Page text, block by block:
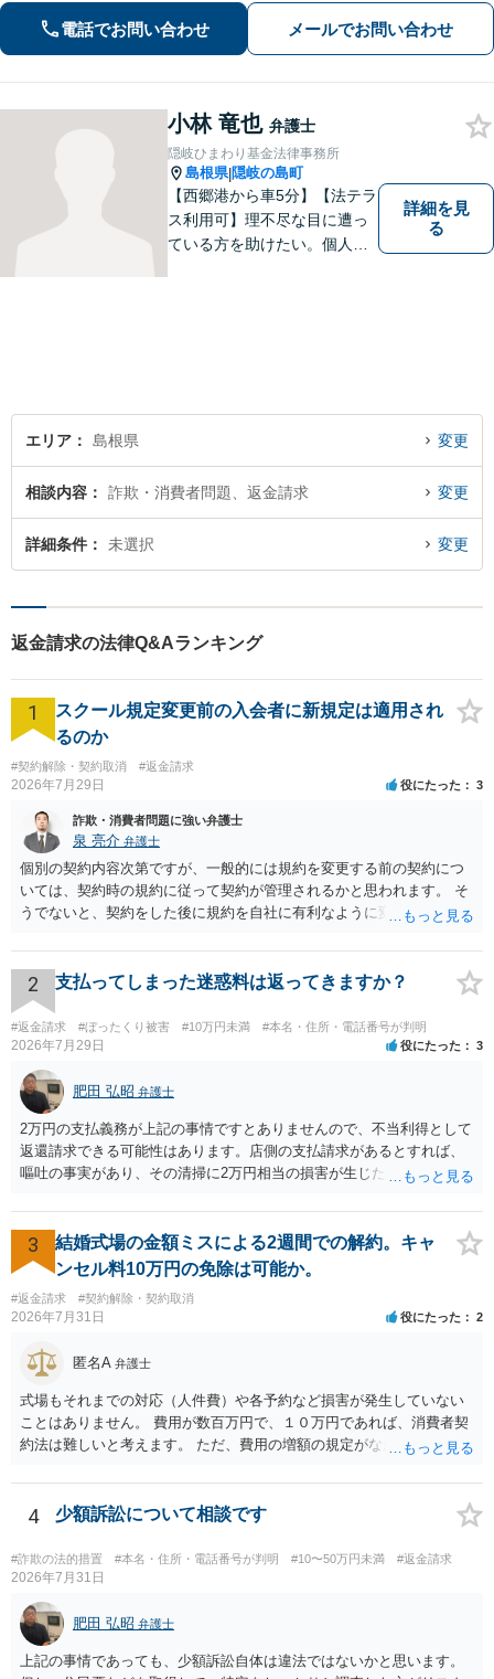
電話でお問い合わせ メールでお問い合わせ
小林 竜也 弁護士
隠岐ひまわり基金法律事務所
島根県|隠岐の島町
【西郷港から車5分】【法テラ
ス利用可】理不尽な目に遭っ
ている方を助けたい。個人・
詳細を見
る
エリア 島根県 変更
相談内容 詐欺・消費者問題、返金請求 変更
詳細条件 未選択 変更
返金請求の法律Q&Aランキング
1
スクール規定変更前の入会者に新規定は適用され
るのか
#契約解除・契約取消 #返金請求
2026年7月29日 役にたった 3
詐欺・消費者問題に強い弁護士
泉 亮介 弁護士
個別の契約内容次第ですが、一般的には規約を変更する前の契約につ
いては、契約時の規約に従って契約が管理されるかと思われます。 そ
うでないと、契約をした後に規約を自社に有利なように変更し、それ
る場合があるかと思われます。
2 支払ってしまった迷惑料は返ってきますか？
#返金請求 #ぼったくり被害 #10万円未満 #本名・住所・電話番号が判明
2026年7月29日 役にたった 3
肥田 弘昭 弁護士
2万円の支払義務が上記の事情ですとありませんので、不当利得として
返還請求できる可能性はあります。店側の支払請求があるとすれば、
嘔吐の事実があり、その清掃に2万円相当の損害が生じた場合です。ご
3
結婚式場の金額ミスによる2週間での解約。キャ
ンセル料10万円の免除は可能か。
#返金請求 #契約解除・契約取消
2026年7月31日 役にたった 2
匿名A 弁護士
式場もそれまでの対応（人件費）や各予約など損害が発生していない
ことはありません。 費用が数百万円で、１０万円であれば、消費者契
約法は難しいと考えます。 ただ、費用の増額の規定がなかったのに増
ということになり、解約するのは理由がないことになります。
4 少額訴訟について相談です
#詐欺の法的措置 #本名・住所・電話番号が判明 #10〜50万円未満 #返金請求
2026年7月31日
肥田 弘昭 弁護士
上記の事情であっても、少額訴訟自体は違法ではないかと思います。